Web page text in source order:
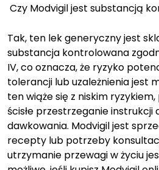
Czy Modvigil jest substancją
Tak, ten lek generyczny jest
substancja kontrolowana
IV, co oznacza, że ryzyko
tolerancji lub uzależnienia jest
ten wiąże się z niskim
ścisłe przestrzeganie
dawkowania. Modvigil jest
recepty lub potrzeby
utrzymanie przewagi w życiu